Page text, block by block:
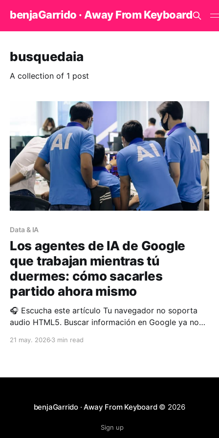
benjaGarrido · Away From Keyboard
busquedaia
A collection of 1 post
Data & IA
Los agentes de IA de Google
que trabajan mientras tú
duermes: cómo sacarles
partido ahora mismo
🎧 Escucha este artículo Tu navegador no soporta
audio HTML5. Buscar información en Google ya no
respuestas; es no tener que buscarlas en absoluto.
21 may. 2026 3 min read
benjaGarrido · Away From Keyboard© 2026
Sign up